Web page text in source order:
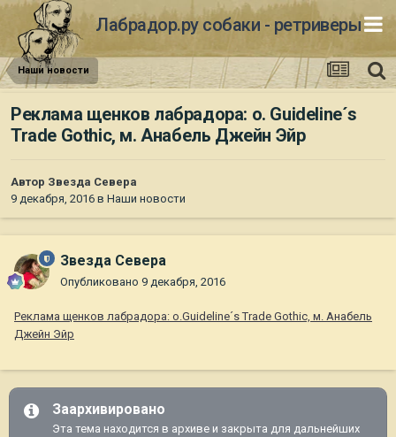
Лабрадор.ру собаки - ретриверы
Наши новости
Реклама щенков лабрадора: о. Guideline´s
Trade Gothic, м. Анабель Джейн Эйр
Автор Звезда Севера
9 декабря, 2016 в Наши новости
Звезда Севера
Опубликовано 9 декабря, 2016
Реклама щенков лабрадора: о.Guideline´s Trade Gothic, м. Анабель
Джейн Эйр
Заархивировано
Эта тема находится в архиве и закрыта для дальнейших